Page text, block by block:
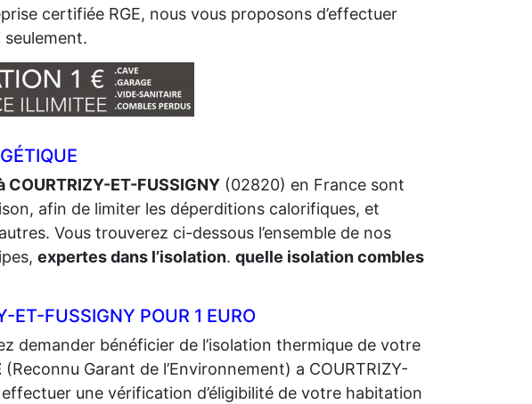
certifiée RGE, nous vous proposons d’effectuer
seulement.
ET-FUSSIGNY (02820) en France sont
afin de limiter les déperditions calorifiques, et
Vous trouverez ci-dessous l’ensemble de nos
expertes dans l’isolation. quelle isolation combles
ET-FUSSIGNY POUR 1 EURO
demander bénéficier de l’isolation thermique de votre
(Reconnu Garant de l’Environnement) a COURTRIZY-
une vérification d’éligibilité de votre habitation